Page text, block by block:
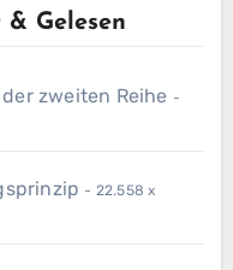
Gelesen
zweiten Reihe -
- 22.558 x